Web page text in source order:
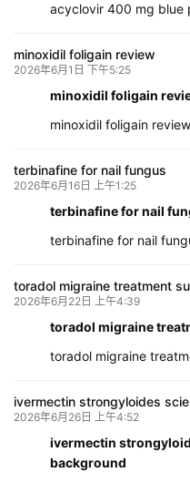
acyclovir 400 mg blue
minoxidil foligain review
2026年6月1日 下午5:25
minoxidil foligain
minoxidil foligain review
terbinafine for nail fungus
2026年6月16日 上午1:25
terbinafine for nail
terbinafine for nail
toradol migraine treatment
2026年6月22日 上午4:39
toradol migraine
toradol migraine
ivermectin strongyloides
2026年6月26日 上午4:52
ivermectin
background